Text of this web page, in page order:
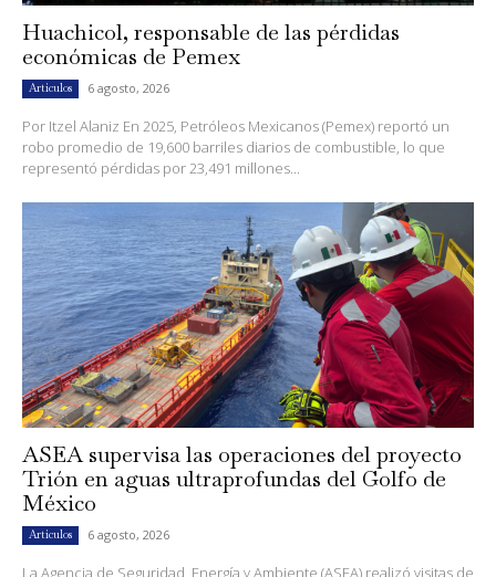
Huachicol, responsable de las pérdidas
económicas de Pemex
Artículos 6 agosto, 2026
Por Itzel Alaniz En 2025, Petróleos Mexicanos (Pemex) reportó un
robo promedio de 19,600 barriles diarios de combustible, lo que
representó pérdidas por 23,491 millones...
ASEA supervisa las operaciones del proyecto
Trión en aguas ultraprofundas del Golfo de
México
Artículos 6 agosto, 2026
La Agencia de Seguridad, Energía y Ambiente (ASEA) realizó visitas de